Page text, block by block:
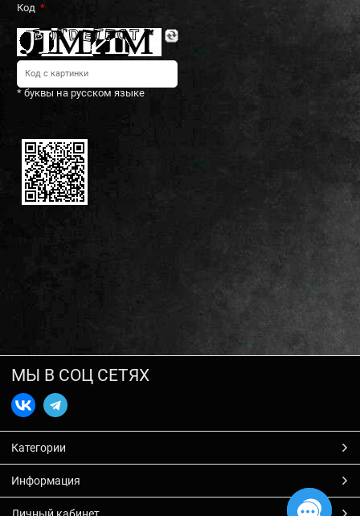
Код
* буквы на русском языке
МЫ В СОЦ СЕТЯХ
Категории
Информация